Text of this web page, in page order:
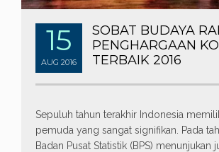
15
AUG 2016
SOBAT BUDAYA
PENGHARGAAN
TERBAIK 2016
Sepuluh tahun terakhir Indonesia
pemuda yang sangat signifikan. Pada
Badan Pusat Statistik (BPS) menunjukan